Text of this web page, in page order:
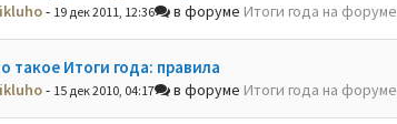
- 19 дек 2011, 12:36 в форуме Итоги года на форуме
такое Итоги года: правила
- 15 дек 2010, 04:17 в форуме Итоги года на форуме